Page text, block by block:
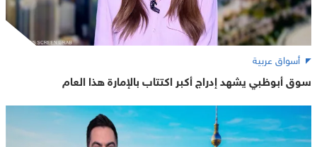
أسواق عربية
سوق أبوظبي يشهد إدراج أكبر اكتتاب بالإمارة هذا العام